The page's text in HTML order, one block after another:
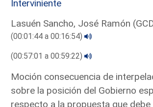
Interviniente
Lasuén Sancho, José Ramón
(00:01:44 a 00:16:54)
(00:57:01 a 00:59:22)
Moción consecuencia de
sobre la posición del Gobierno
respecto a la propuesta que